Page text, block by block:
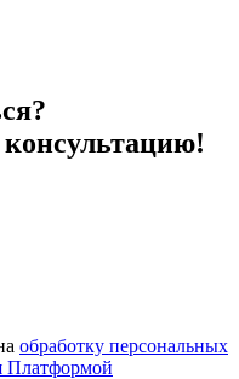
консультацию!
обработку персональных
Платформой